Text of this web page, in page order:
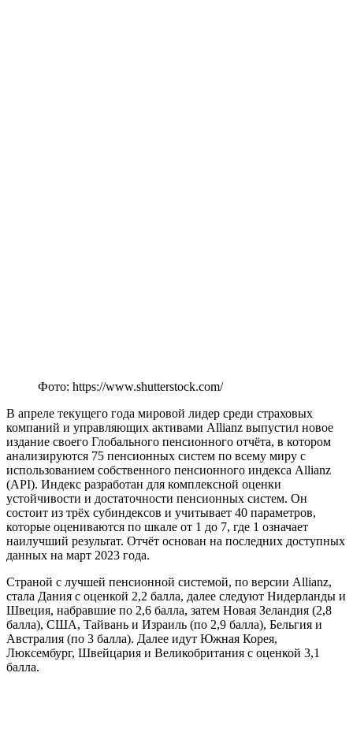
Фото: https://www.shutterstock.com/
В апреле текущего года мировой лидер среди страховых
компаний и управляющих активами Allianz выпустил новое
издание своего Глобального пенсионного отчёта, в котором
анализируются 75 пенсионных систем по всему миру с
использованием собственного пенсионного индекса Allianz
(API). Индекс разработан для комплексной оценки
устойчивости и достаточности пенсионных систем. Он
состоит из трёх субиндексов и учитывает 40 параметров,
которые оцениваются по шкале от 1 до 7, где 1 означает
наилучший результат. Отчёт основан на последних доступных
данных на март 2023 года.
Страной с лучшей пенсионной системой, по версии Allianz,
стала Дания с оценкой 2,2 балла, далее следуют Нидерланды и
Швеция, набравшие по 2,6 балла, затем Новая Зеландия (2,8
балла), США, Тайвань и Израиль (по 2,9 балла), Бельгия и
Австралия (по 3 балла). Далее идут Южная Корея,
Люксембург, Швейцария и Великобритания с оценкой 3,1
балла.